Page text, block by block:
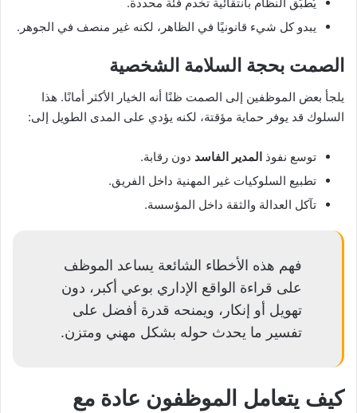
يبدو كل شيء قانونيًا في الظاهر، لكنه غير منصف في الجوهر.
الصمت بحجة السلامة الشخصية
يلجأ بعض الموظفين إلى الصمت ظنًا أنه الخيار الأكثر أمانًا. هذا
السلوك قد يوفر حماية مؤقتة، لكنه يؤدي على المدى الطويل إلى:
توسع نفوذ المدير الفاسد دون رقابة.
تطبيع السلوكيات غير المهنية داخل الفريق.
تآكل العدالة والثقة داخل المؤسسة.
فهم هذه الأخطاء الشائعة يساعد الموظف
على قراءة الواقع الإداري بوعي أكبر، دون
تهويل أو إنكار، ويمنحه قدرة أفضل على
تفسير ما يحدث حوله بشكل مهني ومتزن.
كيف يتعامل الموظفون عادة مع